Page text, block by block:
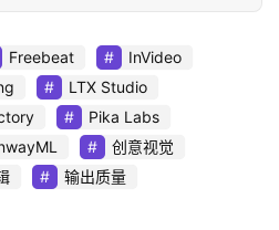
Freebeat
InVideo
LTX Studio
Pika Labs
创意视觉
输出质量